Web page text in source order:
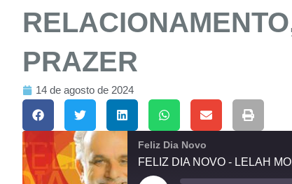
PRAZER
14 de agosto de 2024
Feliz Dia Novo
Reproduzir